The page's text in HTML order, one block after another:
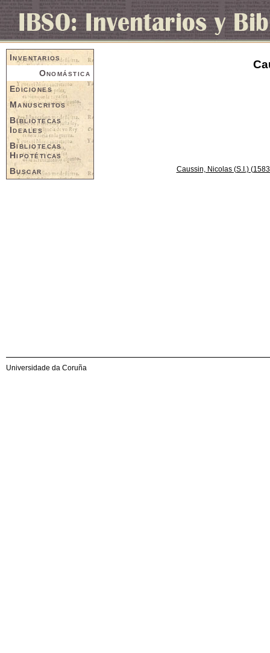
Inventarios
Onomástica
Ediciones
Manuscritos
Bibliotecas
Ideales
Bibliotecas
Hipotéticas
Buscar
Caussin, Nicolas (S.I.)
Universidade da Coruña